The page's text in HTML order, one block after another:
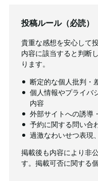
投稿ルール（必読）
貴重な感想を安心して
内容に該当すると判断
ります。
断定的な個人批判・
個人情報やプライバ
内容
外部サイトへの誘導
予約に関する問い合
過激なわいせつ表現
掲載後も内容により非
す。掲載可否に関する